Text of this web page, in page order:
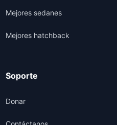
Mejores sedanes
Mejores hatchback
Soporte
Donar